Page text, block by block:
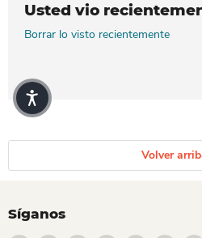
Usted vio
Borrar lo visto recientemente
Volver
Síganos